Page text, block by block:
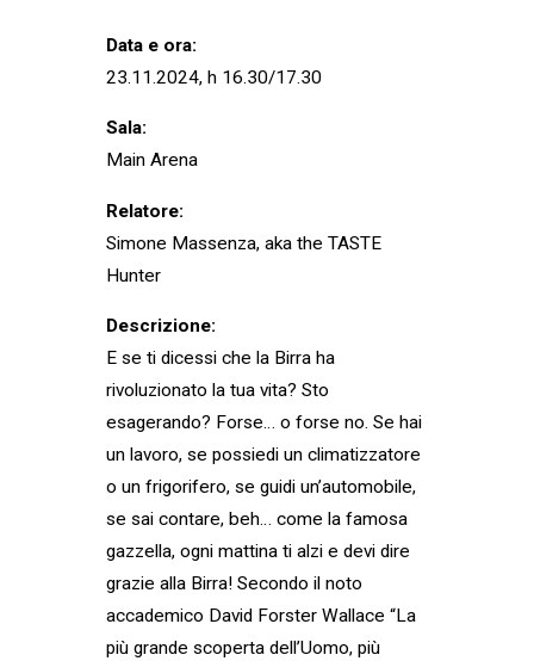
Data e ora:
23.11.2024, h 16.30/17.30
Sala:
Main Arena
Relatore:
Simone Massenza, aka the TASTE
Hunter
Descrizione:
E se ti dicessi che la Birra ha
rivoluzionato la tua vita? Sto
esagerando? Forse… o forse no. Se hai
un lavoro, se possiedi un climatizzatore
o un frigorifero, se guidi un’automobile,
se sai contare, beh… come la famosa
gazzella, ogni mattina ti alzi e devi dire
grazie alla Birra! Secondo il noto
accademico David Forster Wallace “La
più grande scoperta dell’Uomo, più